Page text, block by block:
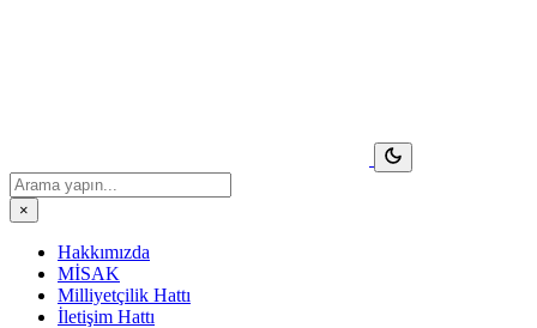
×
Hakkımızda
MİSAK
Milliyetçilik Hattı
İletişim Hattı